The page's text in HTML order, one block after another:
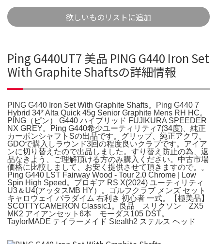
欲しいものリストに追加
Ping G440UT7 美品 PING G440 Iron Set
With Graphite Shaftsの詳細情報
PING G440 Iron Set With Graphite Shafts。Ping G440 7
Hybrid 34* Alta Quick 45g Senior Graphite Mens RH HC。
PING（ピン） G440 ハイブリッド FUJIKURA SPEEDER
NX GREY。Ping G440希少ユーティリティ7(34度)、純正
カーボンシャフトSの出品です。グリップ、純正アクワ。
GDOで購入しラウンド3回の程度良いクラブです。アイア
ンに切り替えたので出品しました。すり替え防止の為、返
品なきよう、ご理解頂ける方のみ購入ください。中古市場
価格に比較しまして、お安く提供させて頂きますので。。
Ping G440 LST Fairway Wood - Tour 2.0 Chrome | Low
Spin High Speed。プロギア RS X(2024) ユーティリティ
U3＆U4(アッタスMB HY）。ゴルフクラブ メンズ セット
キャロウェイ パラダイム 右利き 初心者 一式。【極美品】
SCOTTYCAMERON Classic1。良品 スリクソン ZX5
MK2 アイアンセット6本 モーダス105 DST。
TaylorMADE テイラーメイド Stealth2 ステルス ヘッド